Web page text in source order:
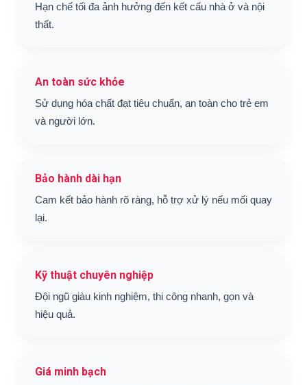
Hạn chế tối đa ảnh hưởng đến kết cấu nhà ở và nội
thất.
An toàn sức khỏe
Sử dụng hóa chất đạt tiêu chuẩn, an toàn cho trẻ em
và người lớn.
Bảo hành dài hạn
Cam kết bảo hành rõ ràng, hỗ trợ xử lý nếu mối quay
lại.
Kỹ thuật chuyên nghiệp
Đội ngũ giàu kinh nghiệm, thi công nhanh, gọn và
hiệu quả.
Giá minh bạch